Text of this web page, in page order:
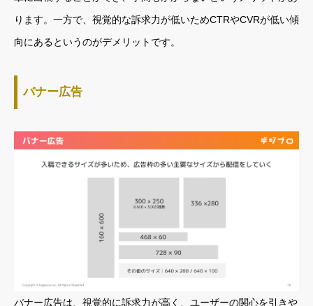
ります。一方で、視覚的な訴求力が低いためCTRやCVRが低い傾
向にあるというのがデメリットです。
バナー広告
バナー広告は、視覚的に訴求力が高く、ユーザーの関心を引きや